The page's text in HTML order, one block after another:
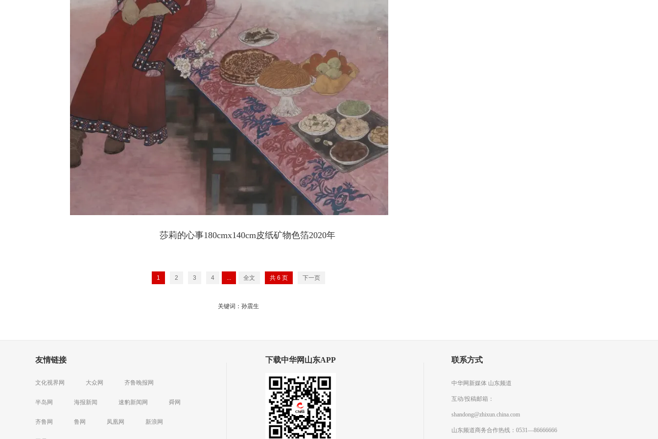
莎莉的心事180cmx140cm皮纸矿物色箔2020年
1 2 3 4 ... 全文 共 6 页 下一页
关键词：孙震生
友情链接
文化视界网 大众网 齐鲁晚报网
半岛网 海报新闻 速豹新闻网 舜网
齐鲁网 鲁网 凤凰网 新浪网
下载中华网山东APP 联系方式
中华网新媒体 山东频道
互动/投稿邮箱：
shandong@zhixun.china.com
山东频道商务合作热线：0531—86666666